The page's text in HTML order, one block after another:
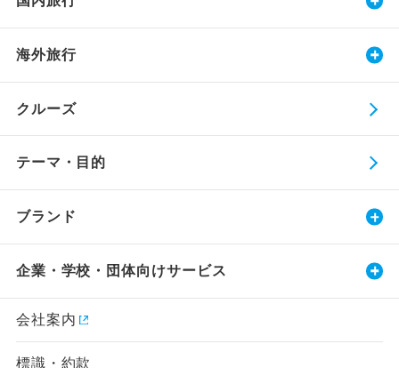
海外旅行
クルーズ
テーマ・目的
ブランド
企業・学校・団体向けサービス
会社案内
標識・約款